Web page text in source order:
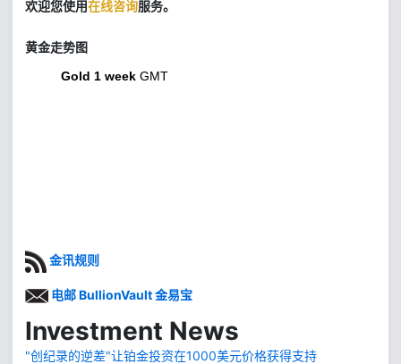
欢迎您使用在线咨询服务。
黄金走势图
Gold 1 week GMT
金讯规则
电邮 BullionVault 金易宝
Investment News
"创纪录的逆差"让铂金投资在1000美元价格获得支持